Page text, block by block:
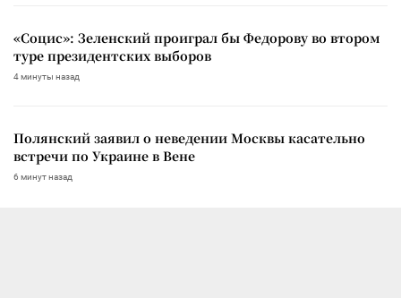
«Социс»: Зеленский проиграл бы Федорову во втором
туре президентских выборов
4 минуты назад
Полянский заявил о неведении Москвы касательно
встречи по Украине в Вене
6 минут назад